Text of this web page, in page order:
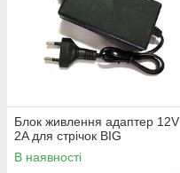
Блок живлення адаптер 12V
2A для стрічок BIG
В наявності